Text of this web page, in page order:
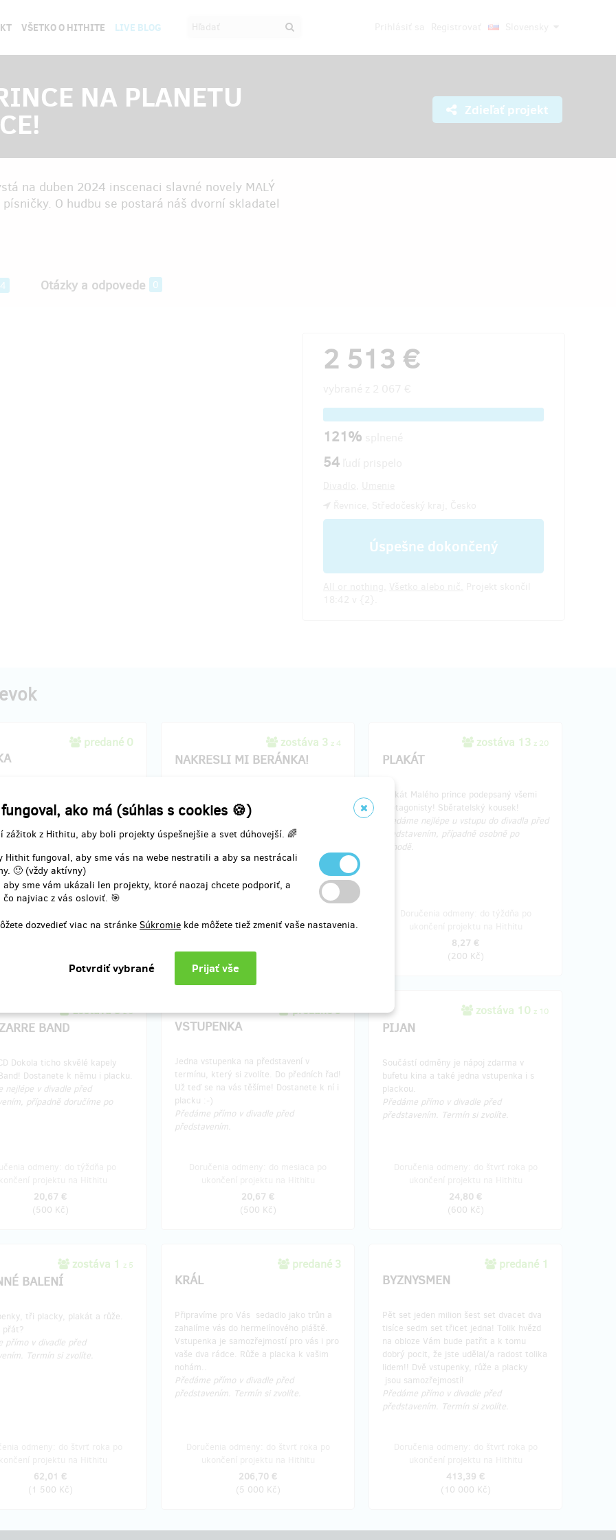
ako má (súhlas s cookies 🍪)
zážitok z Hithitu, aby boli projekty úspešnejšie a svet dúhovejší. 🌈
fungoval, aby sme vás na webe nestratili a aby sa nestrácali
🙂 (vždy aktívny)
sme vám ukázali len projekty, ktoré naozaj chcete podporiť, a
najviac z vás osloviť. 🎯
dozvedieť viac na stránke Súkromie kde môžete tiež zmeniť vaše nastavenia.
VŠETKO O HITHITE LIVE BLOG
NA PLANETU Zdieľať projekt
na duben 2024 inscenaci slavné novely MALÝ
O hudbu se postará náš dvorní skladatel
Otázky a odpovede 0
2 513 €
121%
54
Úspešne dokončený
predané 0
připne si ji na klopu, na
klobouk. Jako příslušnost k
klanu!
představením :-). Nebo po
osobně.
projektu na Hithitu
zostáva 3 z 4
NAKRESLI MI BERÁNKA!
nakreslit beránka.. Nejen otevřeného a
zavřeného hroznýše.. Za pár korun
získáte originální dětskou kresbu.
představením, případně předáme osobně
ukončení projektu na Hithitu
150 Kč
zostáva 13 z 20
PLAKÁT
Plakát Malého prince podepsaný všemi
protagonisty! Sběratelský kousek!
Předáme nejlépe u vstupu do divadla před
představením, případně osobně po
dohodě.
8,27 €
(200 Kč)
zostáva 3z 5
BAND
Dokola ticho skvělé kapely
Dostanete k němu i placku.
nejlépe v divadle před
případně doručíme po
20,67 €
(500 Kč)
predané 9
VSTUPENKA
Jedna vstupenka na představení v
termínu, který si zvolíte. Do předních řad!
Už teď se na vás těšíme! Dostanete k ní i
placku :-)
Předáme přímo v divadle před
představením.
20,67 €
(500 Kč)
zostáva 10 z 10
PIJAN
Součástí odměny je nápoj zdarma v
bufetu kina a také jedna vstupenka i s
plackou.
Předáme přímo v divadle před
představením. Termín si zvolíte.
24,80 €
(600 Kč)
zostáva 1 z 5
BALENÍ
tři placky, plakát a růže.
přát?
přímo v divadle před
Termín si zvolíte.
62,01 €
(1 500 Kč)
predané 3
KRÁL
Připravíme pro Vás sedadlo jako trůn a
zahalíme vás do hermelínového pláště.
Vstupenka je samozřejmostí pro vás i pro
vaše dva rádce. Růže a placka k vašim
nohám..
Předáme přímo v divadle před
představením. Termín si zvolíte.
206,70 €
(5 000 Kč)
predané 1
BYZNYSMEN
Pět set jeden milion šest set dvacet dva
tisíce sedm set třicet jedna! Tolik hvězd
na obloze Vám bude patřit a k tomu
dobrý pocit, že jste udělal/a radost tolika
lidem!! Dvě vstupenky, růže a placky
jsou samozřejmostí!
Předáme přímo v divadle před
představením. Termín si zvolíte.
413,39 €
(10 000 Kč)